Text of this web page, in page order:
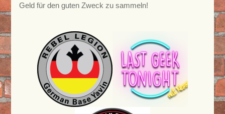
Geld für den guten Zweck zu sammeln!